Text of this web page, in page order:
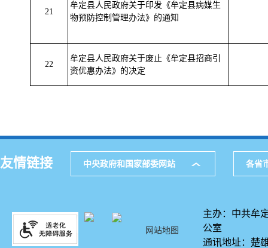
21
牟定县人民政府关于印发《牟定县病媒生
物预防控制管理办法》的通知
22
牟定县人民政府关于废止《牟定县招商引
资优惠办法》的决定
友情链接 中央政府和国家部委网站 各省
网站地图
主办：中共牟
公室
通讯地址：楚